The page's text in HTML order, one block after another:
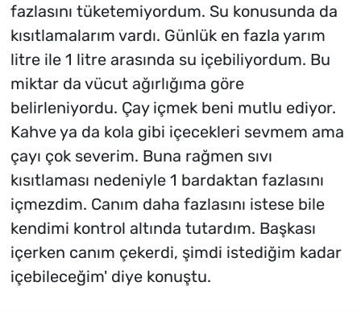
fazlasını tüketemiyordum. Su konusunda da
kısıtlamalarım vardı. Günlük en fazla yarım
litre ile 1 litre arasında su içebiliyordum. Bu
miktar da vücut ağırlığıma göre
belirleniyordu. Çay içmek beni mutlu ediyor.
Kahve ya da kola gibi içecekleri sevmem ama
çayı çok severim. Buna rağmen sıvı
kısıtlaması nedeniyle 1 bardaktan fazlasını
içmezdim. Canım daha fazlasını istese bile
kendimi kontrol altında tutardım. Başkası
içerken canım çekerdi, şimdi istediğim kadar
içebileceğim' diye konuştu.